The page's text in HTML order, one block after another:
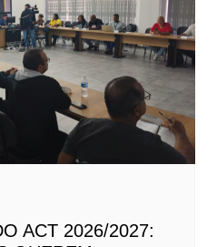
ACT 2026/2027: